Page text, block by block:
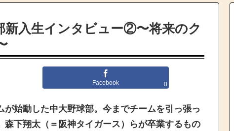
新入生インタビュー②〜将来のク
Facebook 0
始動した中大野球部。今までチームを引っ張っ
下翔太（＝阪神タイガース）らが卒業するもの